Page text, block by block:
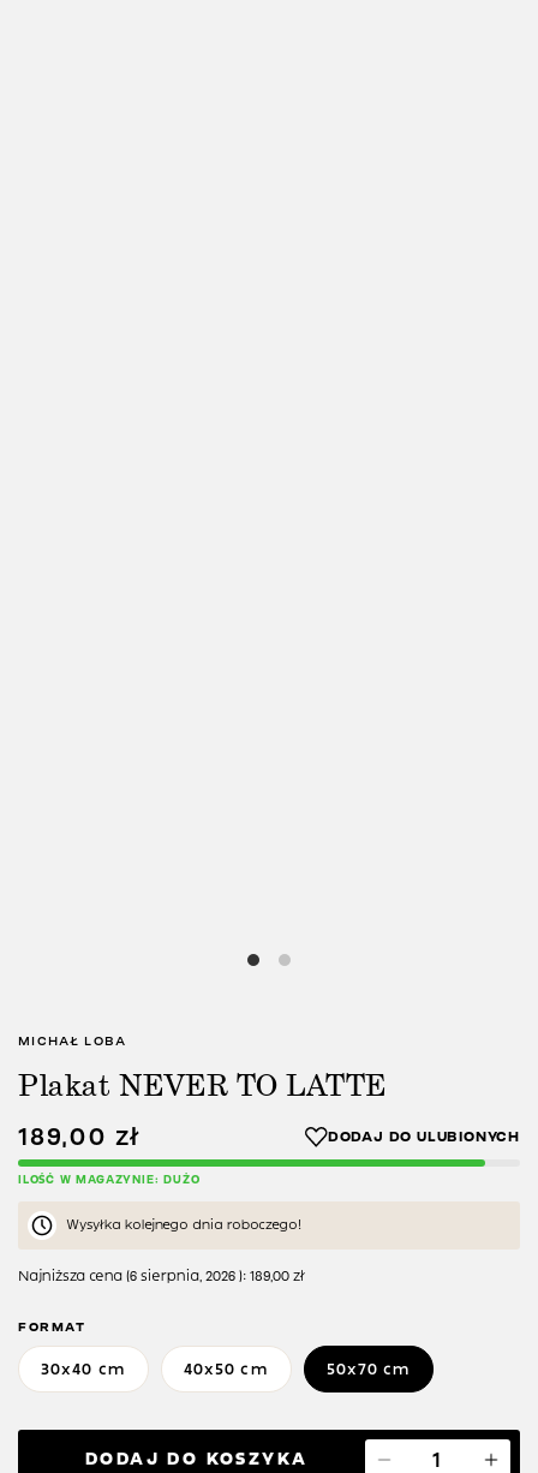
MICHAŁ LOBA
Plakat NEVER TO LATTE
189,00 zł
ILOŚĆ W MAGAZYNIE: DUŻO
Wysyłka kolejnego dnia roboczego!
Najniższa cena (6 sierpnia, 2026 ): 189,00 zł
FORMAT
30x40 cm 40x50 cm 50x70 cm
DODAJ DO KOSZYKA